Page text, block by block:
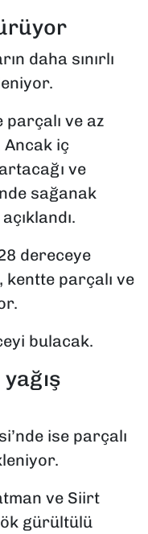
daha sınırlı
ve az
iç
ve
sağanak
dereceye
kentte parçalı ve
bulacak.
ise parçalı
ve Siirt
gürültülü